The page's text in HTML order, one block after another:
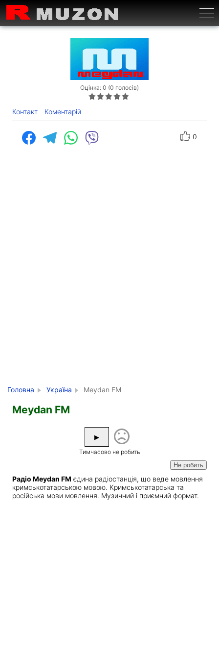
Оцінка: 0 (0 голосів)
Контакт Коментарій
0
Головна Україна Meydan FM
Meydan FM
▶
Тимчасово не робить
Не робить
Радіо Meydan FM єдина радіостанція, що веде мовлення
кримськотатарською мовою. Кримськотатарська та
російська мови мовлення. Музичний і приємний формат.